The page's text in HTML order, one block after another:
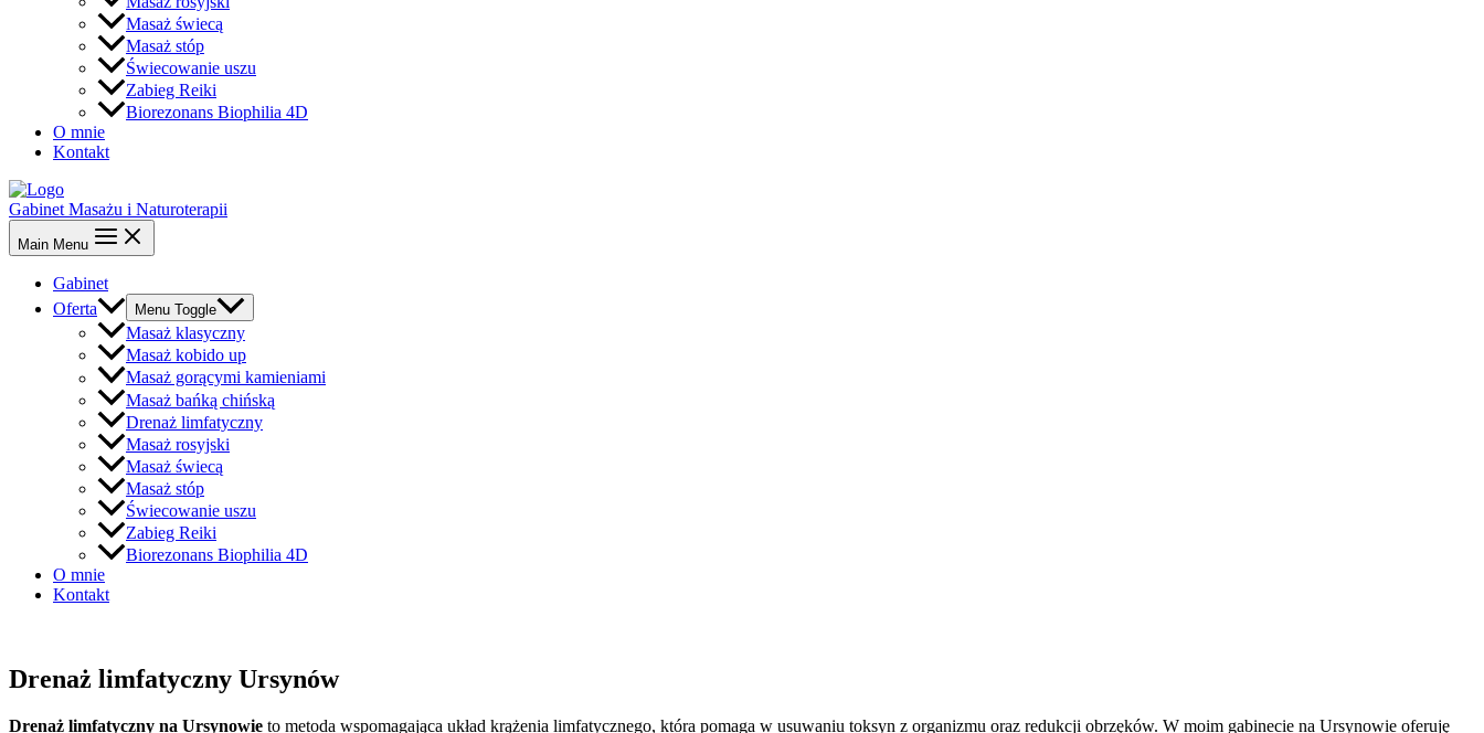
Masaż świecą
Masaż stóp
Świecowanie uszu
Zabieg Reiki
Biorezonans Biophilia 4D
O mnie
Kontakt
Gabinet Masażu i Naturoterapii
Main Menu
Gabinet
Oferta
Menu Toggle
Masaż klasyczny
Masaż kobido up
Masaż gorącymi kamieniami
Masaż bańką chińską
Drenaż limfatyczny
Masaż rosyjski
Masaż świecą
Masaż stóp
Świecowanie uszu
Zabieg Reiki
Biorezonans Biophilia 4D
O mnie
Kontakt
Drenaż limfatyczny Ursynów
Drenaż limfatyczny na Ursynowie to metoda wspomagająca układ krążenia limfatycznego, która pomaga w usuwaniu toksyn z organizmu oraz redukcji obrzęków. W moim gabinecie na Ursynowie oferuję